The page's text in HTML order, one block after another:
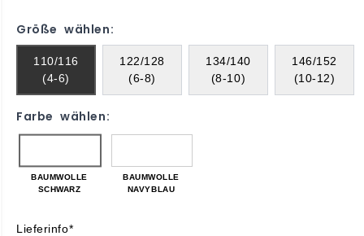
Größe wählen:
110/116
(4-6)
122/128
(6-8)
134/140
(8-10)
146/152
(10-12)
Farbe wählen:
BAUMWOLLE
SCHWARZ
BAUMWOLLE
NAVYBLAU
Lieferinfo*